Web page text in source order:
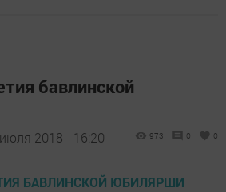
бавлинской
2018 - 16:20 973 0 0